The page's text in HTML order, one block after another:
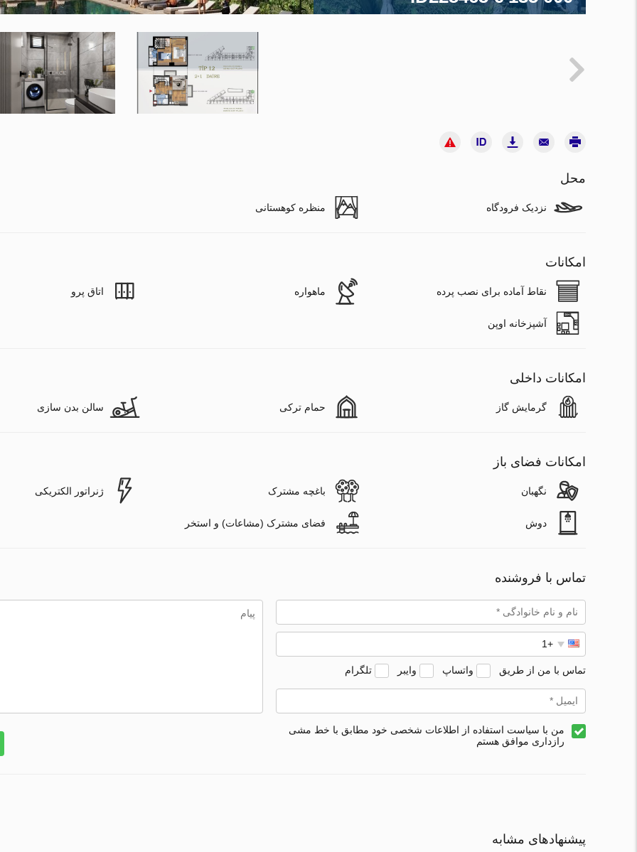
محل
نزدیک فرودگاه منظره کوهستانی
امکانات
نقاط آماده برای نصب پرده ماهواره اتاق پرو
آشپزخانه اوپن
امکانات داخلی
گرمایش گاز حمام ترکی سالن بدن سازی
امکانات فضای باز
نگهبان باغچه مشترک ژنراتور الکتریکی
دوش فضای مشترک (مشاعات) و استخر
تماس با فروشنده
تماس با من از طریق واتساپ وایبر تلگرام
من با سیاست استفاده از اطلاعات شخصی خود مطابق با خط مشی
رازداری موافق هستم
پیشنهادهای مشابه